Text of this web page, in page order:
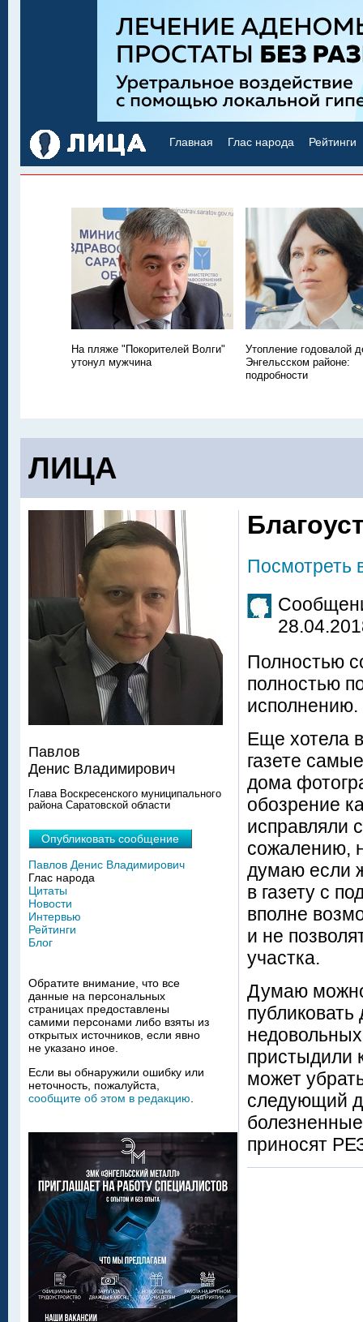
Главная Глас народа Рейтинги
На пляже "Покорителей Волги"
утонул мужчина
Утопление годовалой
Энгельсском районе:
подробности
ЛИЦА
Посмотреть
Полностью
полностью
исполнению.
Еще хотела
газете
дома
обозрение
исправляли
сожалению,
думаю если
в газету с
вполне
и не
участка.
Думаю можно
пристыдили
может
следующий
приносят
Павлов
Денис Владимирович
Глава Воскресенского муниципального
района Саратовской области
Опубликовать сообщение
Павлов Денис Владимирович
Глас народа
Цитаты
Новости
Интервью
Рейтинги
Блог
Обратите внимание, что все
данные на персональных
страницах предоставлены
самими персонами либо взяты из
открытых источников, если явно
не указано иное.
Если вы обнаружили ошибку или
неточность, пожалуйста,
сообщите об этом в редакцию